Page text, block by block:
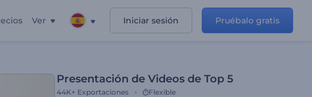
Ver Iniciar sesión Pruébalo gratis
Presentación de Videos de Top 5
44K+ Exportaciones Flexible